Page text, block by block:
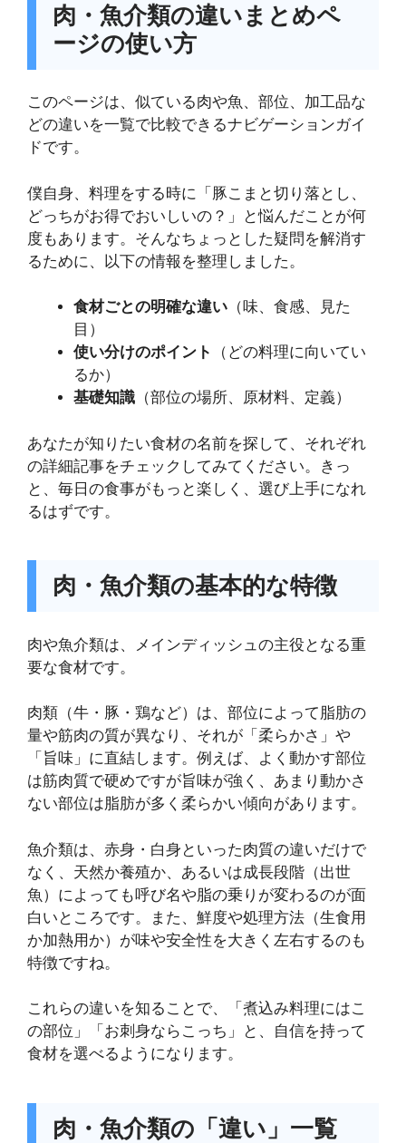
肉・魚介類の違いまとめペ
ージの使い方
このページは、似ている肉や魚、部位、加工品な
どの違いを一覧で比較できるナビゲーションガイ
ドです。
僕自身、料理をする時に「豚こまと切り落とし、
どっちがお得でおいしいの？」と悩んだことが何
度もあります。そんなちょっとした疑問を解消す
るために、以下の情報を整理しました。
食材ごとの明確な違い （味、食感、見た
目）
使い分けのポイント
（どの料理に向いてい
るか）
基礎知識 （部位の場所、原材料、定義）
あなたが知りたい食材の名前を探して、それぞれ
の詳細記事をチェックしてみてください。きっ
と、毎日の食事がもっと楽しく、選び上手になれ
るはずです。
肉・魚介類の基本的な特徴
肉や魚介類は、メインディッシュの主役となる重
要な食材です。
肉類（牛・豚・鶏など）は、部位によって脂肪の
量や筋肉の質が異なり、それが「柔らかさ」や
「旨味」に直結します。例えば、よく動かす部位
は筋肉質で硬めですが旨味が強く、あまり動かさ
ない部位は脂肪が多く柔らかい傾向があります。
魚介類は、赤身・白身といった肉質の違いだけで
なく、天然か養殖か、あるいは成長段階（出世
魚）によっても呼び名や脂の乗りが変わるのが面
白いところです。また、鮮度や処理方法（生食用
か加熱用か）が味や安全性を大きく左右するのも
特徴ですね。
これらの違いを知ることで、「煮込み料理にはこ
の部位」「お刺身ならこっち」と、自信を持って
食材を選べるようになります。
肉・魚介類の「違い」一覧